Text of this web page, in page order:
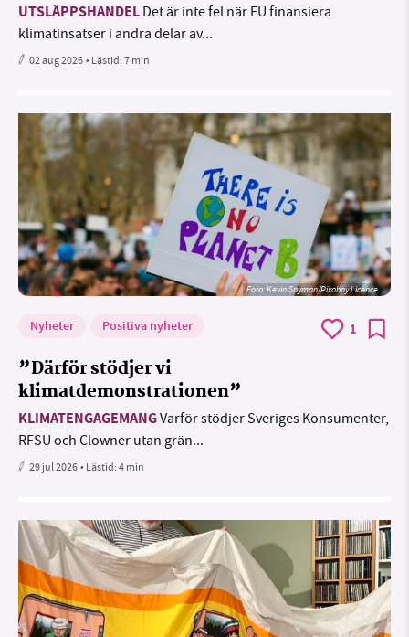
UTSLÄPPSHANDEL Det är inte fel när EU finansiera
klimatinsatser i andra delar av...
02 aug 2026• Lästid:7 min
Foto:Kevin Snyman/Pixabay Licence
Nyheter Positiva nyheter 1
”Därför stödjer vi
klimatdemonstrationen”
KLIMATENGAGEMANGVarför stödjer Sveriges Konsumenter,
RFSU och Clowner utan grän...
29 jul 2026• Lästid:4 min